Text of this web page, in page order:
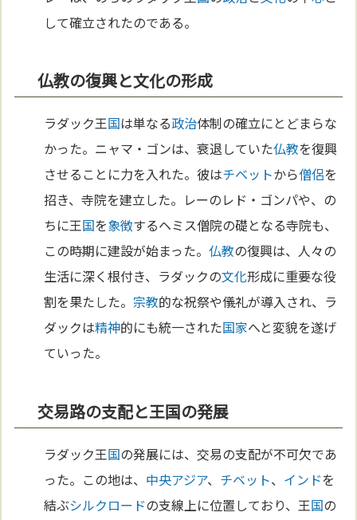
して確立されたのである。
仏教の復興と文化の形成
ラダック王国は単なる政治体制の確立にとどまらな
かった。ニャマ・ゴンは、衰退していた仏教を復興
させることに力を入れた。彼はチベットから僧侶を
招き、寺院を建立した。レーのレド・ゴンパや、の
ちに王国を象徴するヘミス僧院の礎となる寺院も、
この時期に建設が始まった。仏教の復興は、人々の
生活に深く根付き、ラダックの文化形成に重要な役
割を果たした。 宗教的な祝祭や儀礼が導入され、ラ
ダックは精神的にも統一された国家へと変貌を遂げ
ていった。
交易路の支配と王国の発展
ラダック王国の発展には、交易の支配が不可欠であ
った。この地は、 中央アジア、 チベット、 インドを
結ぶシルクロードの支線上に位置しており、王国の